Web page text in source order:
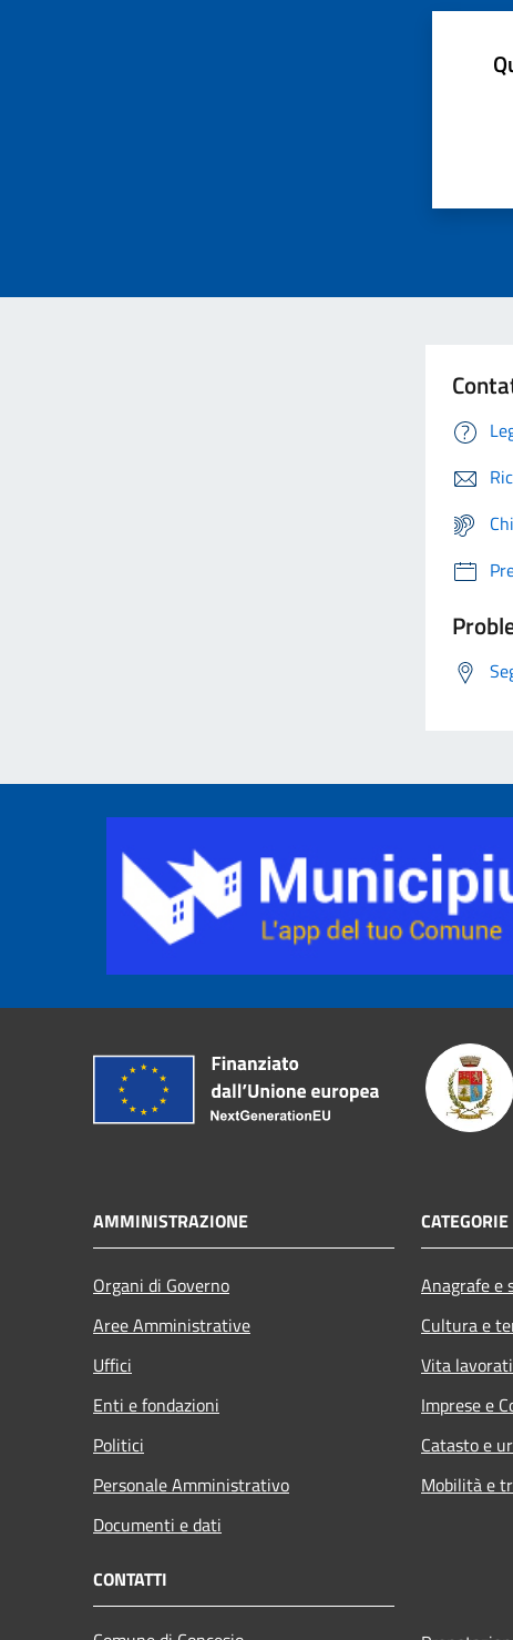
AMMINISTRAZIONE
Organi di Governo
Aree Amministrative
Uffici
Enti e fondazioni
Politici
Personale Amministrativo
Documenti e dati
Anagrafe e
Cultura e
Vita
Imprese e
Catasto e
Mobilità e
CONTATTI